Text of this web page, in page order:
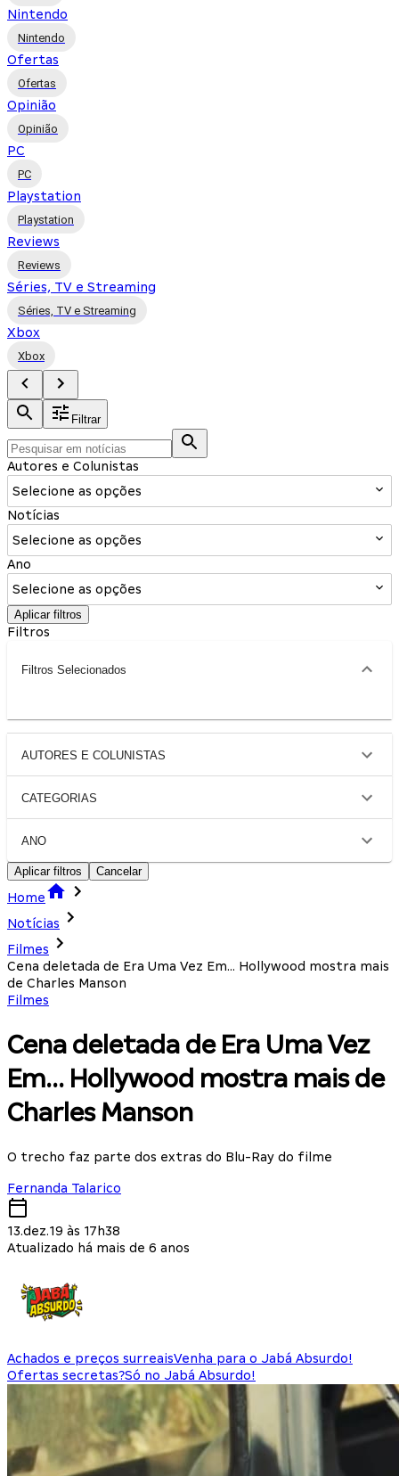
Nintendo
Nintendo
Ofertas
Ofertas
Opinião
Opinião
PC
PC
Playstation
Playstation
Reviews
Reviews
Séries, TV e Streaming
Séries, TV e Streaming
Xbox
Xbox
Filtrar
Autores e Colunistas
Selecione as opções
Notícias
Selecione as opções
Ano
Selecione as opções
Aplicar filtros
Filtros
Filtros Selecionados
AUTORES E COLUNISTAS
CATEGORIAS
ANO
Aplicar filtros Cancelar
Home
Notícias
Filmes
Cena deletada de Era Uma Vez Em... Hollywood mostra mais
de Charles Manson
Filmes
Cena deletada de Era Uma Vez
Em... Hollywood mostra mais de
Charles Manson
O trecho faz parte dos extras do Blu-Ray do filme
Fernanda Talarico
13.dez.19 às 17h38
Atualizado há mais de 6 anos
Achados e preços surreaisVenha para o Jabá Absurdo!
Ofertas secretas?Só no Jabá Absurdo!